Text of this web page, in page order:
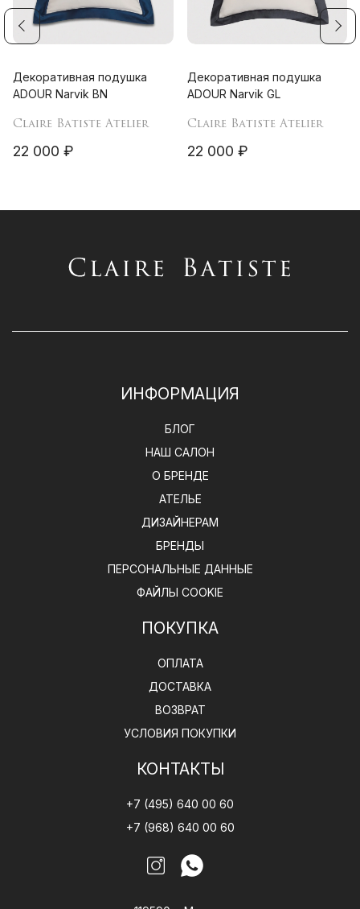
Декоративная подушка
ADOUR Narvik BN
Claire Batiste Atelier
22 000 ₽
Декоративная подушка
ADOUR Narvik GL
Claire Batiste Atelier
22 000 ₽
ИНФОРМАЦИЯ
БЛОГ
НАШ САЛОН
О БРЕНДЕ
АТЕЛЬЕ
ДИЗАЙНЕРАМ
БРЕНДЫ
ПЕРСОНАЛЬНЫЕ ДАННЫЕ
ФАЙЛЫ COOKIE
ПОКУПКА
ОПЛАТА
ДОСТАВКА
ВОЗВРАТ
УСЛОВИЯ ПОКУПКИ
КОНТАКТЫ
+7 (495) 640 00 60
+7 (968) 640 00 60